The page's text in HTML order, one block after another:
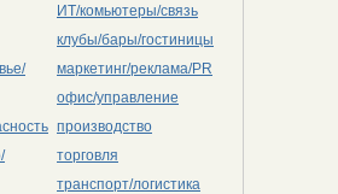
ИТ/комьютеры/связь
клубы/бары/гостиницы
маркетинг/реклама/PR
офис/управление
производство
торговля
транспорт/логистика